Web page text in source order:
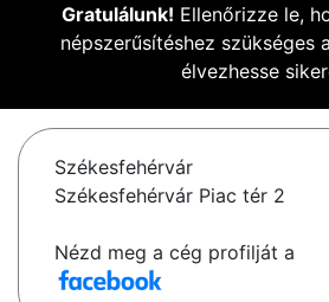
Gratulálunk! Ellenőrizze le,
népszerűsítéshez szükséges
élvezhesse
Székesfehérvár
Székesfehérvár Piac tér 2
Nézd meg a cég profilját a